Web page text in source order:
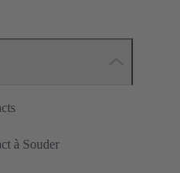
à Souder